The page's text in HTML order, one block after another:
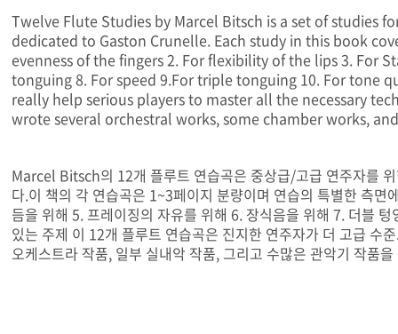
Twelve Flute Studies by Marcel Bitsch is a set of studies
dedicated to Gaston Crunelle. Each study in this book
evenness of the fingers 2. For flexibility of the lips 3. For
tonguing 8. For speed 9.For triple tonguing 10. For tone
really help serious players to master all the necessary
wrote several orchestral works, some chamber works,
Marcel Bitsch의 12개 플루트 연습곡은 중상급/고급 연주자를
다.이 책의 각 연습곡은 1~3페이지 분량이며 연습의 특별한 측
듬을 위해 5. 프레이징의 자유를 위해 6. 장식음을 위해 7. 더블
있는 주제 이 12개 플루트 연습곡은 진지한 연주자가 더 고급
오케스트라 작품, 일부 실내악 작품, 그리고 수많은 관악기 작품